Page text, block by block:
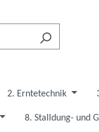
2. Erntetechnik
8. Stalldung- und